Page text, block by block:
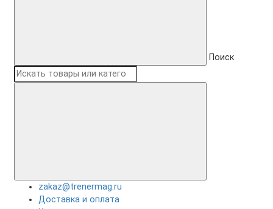
Поиск
zakaz@trenermag.ru
Доставка и оплата